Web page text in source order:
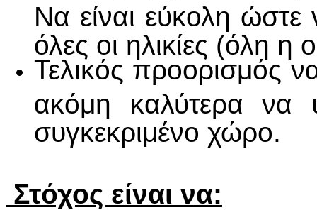
Να είναι εύκολη
όλες οι ηλικίες (όλη η
Τελικός προορισμός
ακόμη καλύτερα να
συγκεκριμένο χώρο.
Στόχος είναι να: